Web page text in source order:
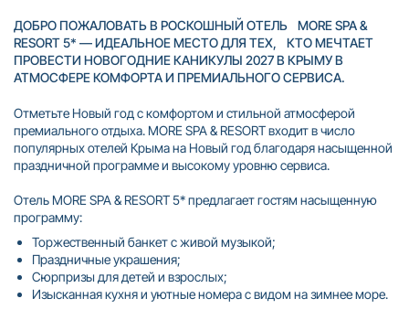
ДОБРО ПОЖАЛОВАТЬ В РОСКОШНЫЙ ОТЕЛЬ MORE SPA &
RESORT 5* — ИДЕАЛЬНОЕ МЕСТО ДЛЯ ТЕХ, КТО МЕЧТАЕТ
ПРОВЕСТИ НОВОГОДНИЕ КАНИКУЛЫ 2027 В КРЫМУ В
АТМОСФЕРЕ КОМФОРТА И ПРЕМИАЛЬНОГО СЕРВИСА.
Отметьте Новый год с комфортом и стильной атмосферой
премиального отдыха. MORE SPA & RESORT входит в число
популярных отелей Крыма на Новый год благодаря насыщенной
праздничной программе и высокому уровню сервиса.
Отель MORE SPA & RESORT 5* предлагает гостям насыщенную
программу:
Торжественный банкет с живой музыкой;
Праздничные украшения;
Сюрпризы для детей и взрослых;
Изысканная кухня и уютные номера с видом на зимнее море.